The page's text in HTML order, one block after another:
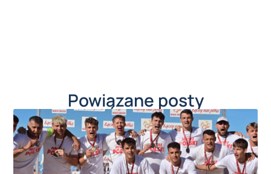
Powiązane posty